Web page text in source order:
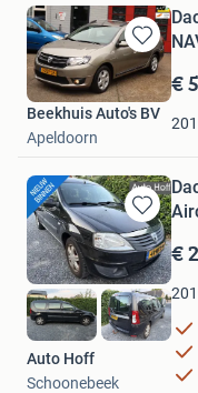
Bewaren
in
Mijn
Favorieten
€
Beekhuis Auto's BV
Apeldoorn
Bewaren
in
Mijn
Favorieten
€
Auto Hoff
Schoonebeek